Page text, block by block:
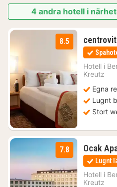
4 andra hotell i
8.5
Hotell i
Kreutz
Egna
Lugnt
Stort
7.8 Ocak
Lugnt
Hotell i
Kreutz